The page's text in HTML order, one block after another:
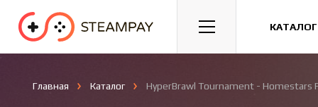
Спорт Гонки Казуальные
Главная Каталог HyperBrawl Tournament - Homestars